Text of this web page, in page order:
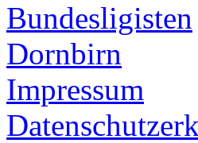
Bundesligisten
Dornbirn
Impressum